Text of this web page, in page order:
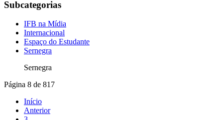
Subcategorias
IFB na Mídia
Internacional
Espaço do Estudante
Sernegra
Sernegra
Página 8 de 817
Início
Anterior